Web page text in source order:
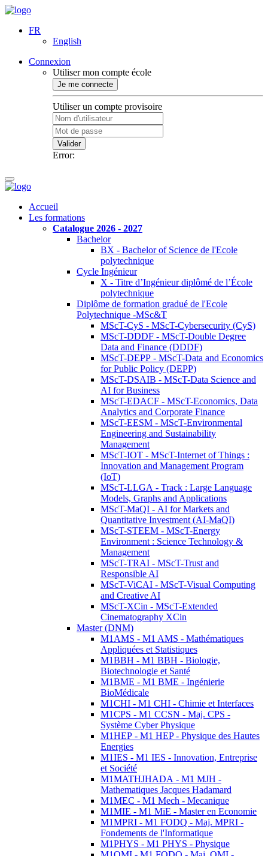
FR
English
Connexion
Utiliser mon compte école
Je me connecte
Utiliser un compte provisoire
Valider
Error:
Accueil
Les formations
Catalogue 2026 - 2027
Bachelor
BX - Bachelor of Science de l'Ecole
polytechnique
Cycle Ingénieur
X - Titre d’Ingénieur diplômé de l’École
polytechnique
Diplôme de formation gradué de l'Ecole
Polytechnique -MSc&T
MScT-CyS - MScT-Cybersecurity (CyS)
MScT-DDDF - MScT-Double Degree
Data and Finance (DDDF)
MScT-DEPP - MScT-Data and Economics
for Public Policy (DEPP)
MScT-DSAIB - MScT-Data Science and
AI for Business
MScT-EDACF - MScT-Economics, Data
Analytics and Corporate Finance
MScT-EESM - MScT-Environmental
Engineering and Sustainability
Management
MScT-IOT - MScT-Internet of Things :
Innovation and Management Program
(IoT)
MScT-LLGA - Track : Large Language
Models, Graphs and Applications
MScT-MaQI - AI for Markets and
Quantitative Investment (AI-MaQI)
MScT-STEEM - MScT-Energy
Environment : Science Technology &
Management
MScT-TRAI - MScT-Trust and
Responsible AI
MScT-ViCAI - MScT-Visual Computing
and Creative AI
MScT-XCin - MScT-Extended
Cinematography XCin
Master (DNM)
M1AMS - M1 AMS - Mathématiques
Appliquées et Statistiques
M1BBH - M1 BBH - Biologie,
Biotechnologie et Santé
M1BME - M1 BME - Ingénierie
BioMédicale
M1CHI - M1 CHI - Chimie et Interfaces
M1CPS - M1 CCSN - Maj. CPS -
Système Cyber Physique
M1HEP - M1 HEP - Physique des Hautes
Energies
M1IES - M1 IES - Innovation, Entreprise
et Société
M1MATHJHADA - M1 MJH -
Mathematiques Jacques Hadamard
M1MEC - M1 Mech - Mecanique
M1MIE - M1 MiE - Master en Economie
M1MPRI - M1 FODQ - Maj. MPRI -
Fondements de l'Informatique
M1PHYS - M1 PHYS - Physique